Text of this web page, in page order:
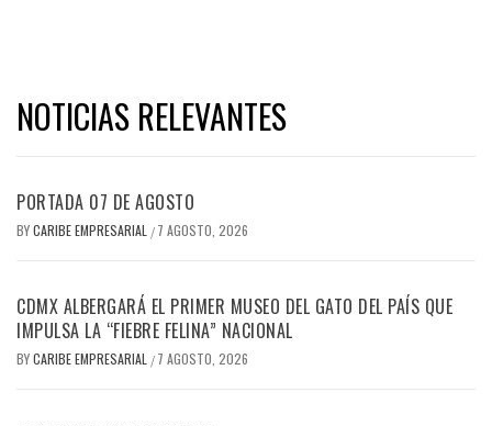
NOTICIAS RELEVANTES
PORTADA 07 DE AGOSTO
BYCARIBE EMPRESARIAL / 7 AGOSTO, 2026
CDMX ALBERGARÁ EL PRIMER MUSEO DEL GATO DEL PAÍS QUE
IMPULSA LA “FIEBRE FELINA” NACIONAL
BYCARIBE EMPRESARIAL / 7 AGOSTO, 2026